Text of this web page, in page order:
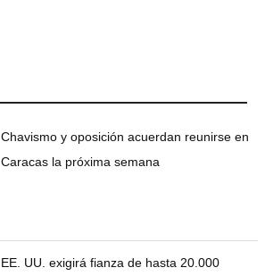
Chavismo y oposición acuerdan reunirse en
Caracas la próxima semana
EE. UU. exigirá fianza de hasta 20.000